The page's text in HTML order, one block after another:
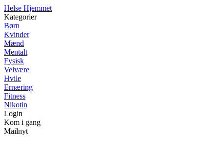
Helse Hjemmet
Kategorier
Børn
Kvinder
Mænd
Mentalt
Fysisk
Velvære
Hvile
Ernæring
Fitness
Nikotin
Login
Kom i gang
Mailnyt